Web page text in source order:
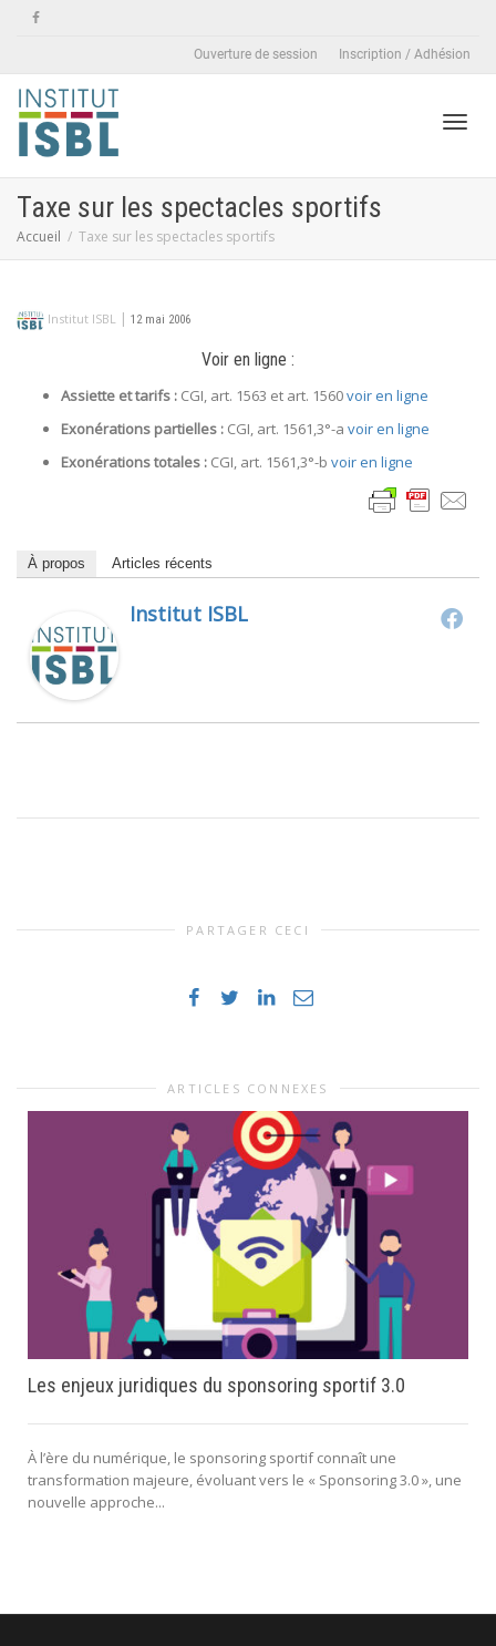
Ouverture de session Inscription / Adhésion
Taxe sur les spectacles sportifs
Accueil Taxe sur les spectacles sportifs
Institut ISBL | 12 mai 2006
Voir en ligne :
Assiette et tarifs : CGI, art. 1563 et art. 1560voir en ligne
Exonérations partielles : CGI, art. 1561,3°-a voir en ligne
Exonérations totales : CGI, art. 1561,3°-b voir en ligne
À propos Articles récents
Institut ISBL
PARTAGER CECI
ARTICLES CONNEXES
Les enjeux juridiques du sponsoring sportif 3.0
À l’ère du numérique, le sponsoring sportif connaît une
transformation majeure, évoluant vers le « Sponsoring 3.0 », une
nouvelle approche...